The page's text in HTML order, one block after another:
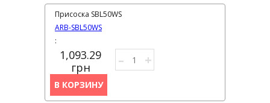
ARB-SBL50WS
Присоска SBL50WS
1,093.29
грн
:
– +
В КОРЗИНУ